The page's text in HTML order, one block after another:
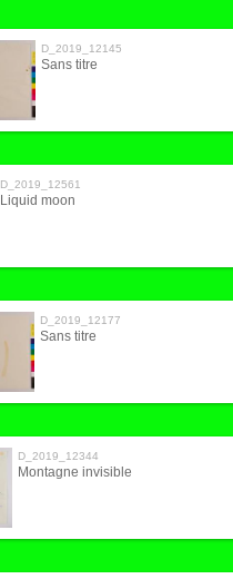
D_2019_12145
Sans titre
D_2019_12561
Liquid moon
D_2019_12177
Sans titre
D_2019_12344
Montagne invisible